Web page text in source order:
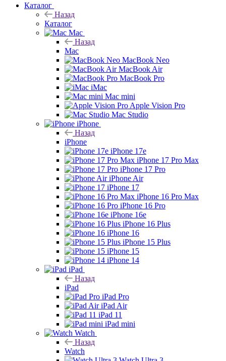
Каталог
Назад
Каталог
Mac
Назад
Mac
MacBook Neo
MacBook Air
MacBook Pro
iMac
Mac mini
Apple Vision Pro
Mac Studio
iPhone
Назад
iPhone
iPhone 17e
iPhone 17 Pro Max
iPhone 17 Pro
iPhone Air
iPhone 17
iPhone 16 Pro Max
iPhone 16 Pro
iPhone 16e
iPhone 16 Plus
iPhone 16
iPhone 15 Plus
iPhone 15
iPhone 14
iPad
Назад
iPad
iPad Pro
iPad Air
iPad 11
iPad mini
Watch
Назад
Watch